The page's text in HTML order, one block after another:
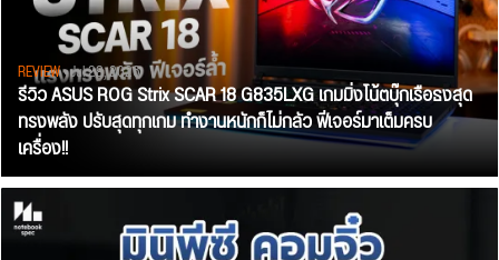
REVIEW• Jul 28, 2026
รีวิว ASUS ROG Strix SCAR 18 G835LXG เกมมิ่งโน้ตบุ๊กเรือธงสุด
ทรงพลัง ปรับสุดทุกเกม ทำงานหนักก็ไม่กลัว ฟีเจอร์มาเต็มครบ
เครื่อง!!